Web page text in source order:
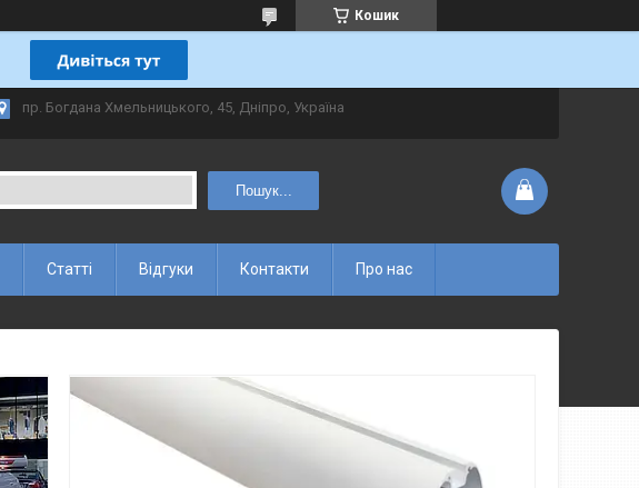
Кошик
пр. Богдана Хмельницького, 45, Дніпро, Україна
Пошук...
Статті Відгуки Контакти Про нас